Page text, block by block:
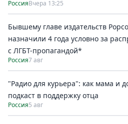
РоссияВчера 13:25
Бывшему главе издательств
назначили 4 года условно за
с ЛГБТ-пропагандой*
Россия7 авг
"Радио для курьера": как мама и
подкаст в поддержку отца
Россия5 авг